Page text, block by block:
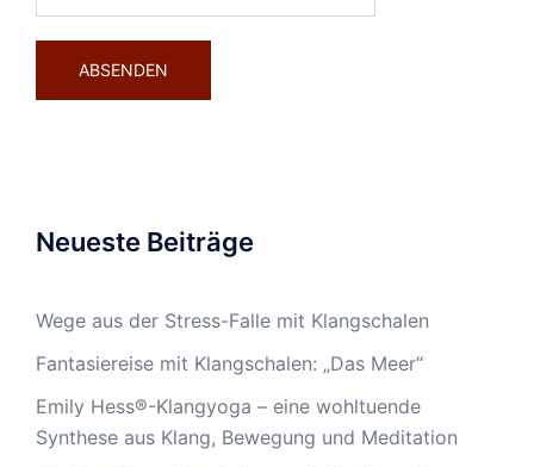
Neueste Beiträge
Wege aus der Stress-Falle mit Klangschalen
Fantasiereise mit Klangschalen: „Das Meer“
Emily Hess®-Klangyoga – eine wohltuende
Synthese aus Klang, Bewegung und Meditation